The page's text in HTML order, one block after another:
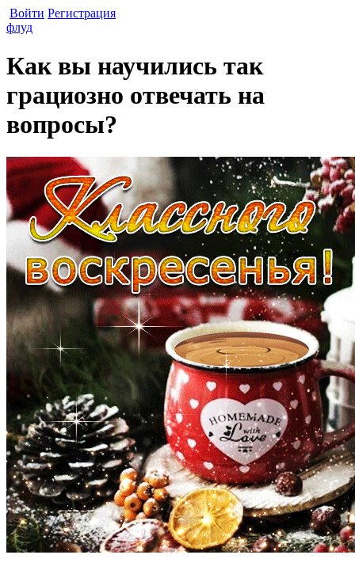
Войти Регистрация
флуд
Как вы научились так
грациозно отвечать на
вопросы?